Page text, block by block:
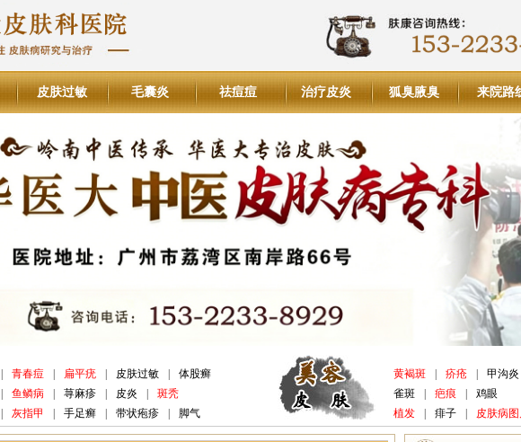
皮肤过敏 毛囊炎 祛痘痘 治疗皮炎 狐臭腋臭 来院路
青春痘 扁平疣 皮肤过敏
体股癣
鱼鳞病 荨麻疹 皮炎
斑秃
灰指甲 手足癣 带状疱疹 脚气
黄褐斑 疥疮
甲沟炎
雀斑
疤痕
鸡眼
植发
痱子 皮肤病